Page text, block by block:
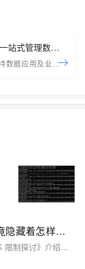
站式管理数据
数据应用及业务场
Python 与 adb 库表的 3000 条之限，究竟隐藏着怎样的秘密？快来一探究竟！
【8月更文挑战第22天】《Python 读取 adb 库表 3K 限制探讨》介绍了一个常见问题：当用 Python 从 adb 库表读取大量数据时，遇到 3000 条记录的限制。文章分析了这一限制的原因及影响，并提出了两种解决策略：一是采用分批读取数据的方法，通过循环逐步提取所有数据；二是优化查询语句，提升查询效率。通过这些技巧，开发者能够有效应对这一挑战，确保项目的顺利进行。